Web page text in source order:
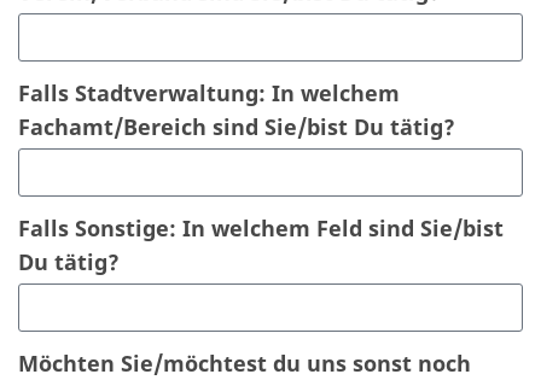
Falls Stadtverwaltung: In welchem
Fachamt/Bereich sind Sie/bist Du tätig?
Falls Sonstige: In welchem Feld sind Sie/bist
Du tätig?
Möchten Sie/möchtest du uns sonst noch